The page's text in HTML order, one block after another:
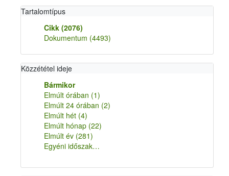
Tartalomtípus
Cikk (2076)
Dokumentum (4493)
Közzététel ideje
Bármikor
Elmúlt órában (1)
Elmúlt 24 órában (2)
Elmúlt hét (4)
Elmúlt hónap (22)
Elmúlt év (281)
Egyéni időszak…